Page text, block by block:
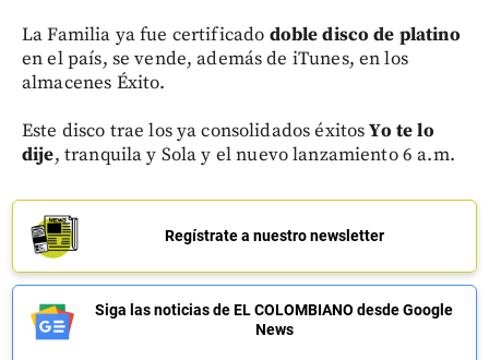
La Familia ya fue certificado doble disco de platino
en el país, se vende, además de iTunes, en los
almacenes Éxito.
Este disco trae los ya consolidados éxitosYo te lo
dije, tranquila y Sola y el nuevo lanzamiento 6 a.m.
Regístrate a nuestro newsletter
Siga las noticias de EL COLOMBIANO desde Google
News